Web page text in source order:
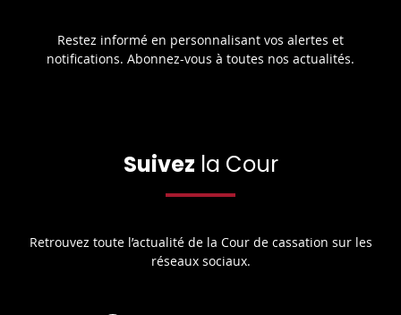
Restez informé en personnalisant vos alertes et
notifications. Abonnez-vous à toutes nos actualités.
Suivez la Cour
Retrouvez toute l’actualité de la Cour de cassation sur les
réseaux sociaux.